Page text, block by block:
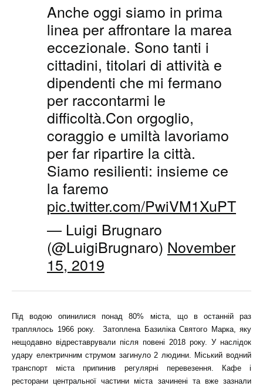
Anche oggi siamo in prima
linea per affrontare la marea
eccezionale. Sono tanti i
cittadini, titolari di attività e
dipendenti che mi fermano
per raccontarmi le
difficoltà.Con orgoglio,
coraggio e umiltà lavoriamo
per far ripartire la città.
Siamo resilienti: insieme ce
la faremo
pic.twitter.com/PwiVM1XuPT
— Luigi Brugnaro
(@LuigiBrugnaro) November
15, 2019
Під водою опинилися понад 80% міста, що в останній раз
траплялось 1966 року. Затоплена Базиліка Святого Марка, яку
нещодавно відреставрували після повені 2018 року. У наслідок
удару електричним струмом загинуло 2 людини. Міський водний
транспорт міста припинив регулярні перевезення. Кафе і
ресторани центральної частини міста зачинені та вже зазнали